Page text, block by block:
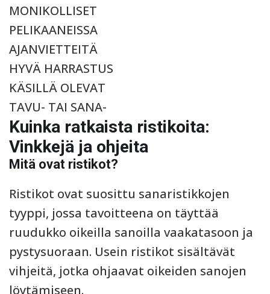
MONIKOLLISET
PELIKAANEISSA
AJANVIETTEITÄ
HYVÄ HARRASTUS
KÄSILLÄ OLEVAT
TAVU- TAI SANA-
Kuinka ratkaista ristikoita:
Vinkkejä ja ohjeita
Mitä ovat ristikot?
Ristikot ovat suosittu sanaristikkojen
tyyppi, jossa tavoitteena on täyttää
ruudukko oikeilla sanoilla vaakatasoon ja
pystysuoraan. Usein ristikot sisältävät
vihjeitä, jotka ohjaavat oikeiden sanojen
löytämiseen.